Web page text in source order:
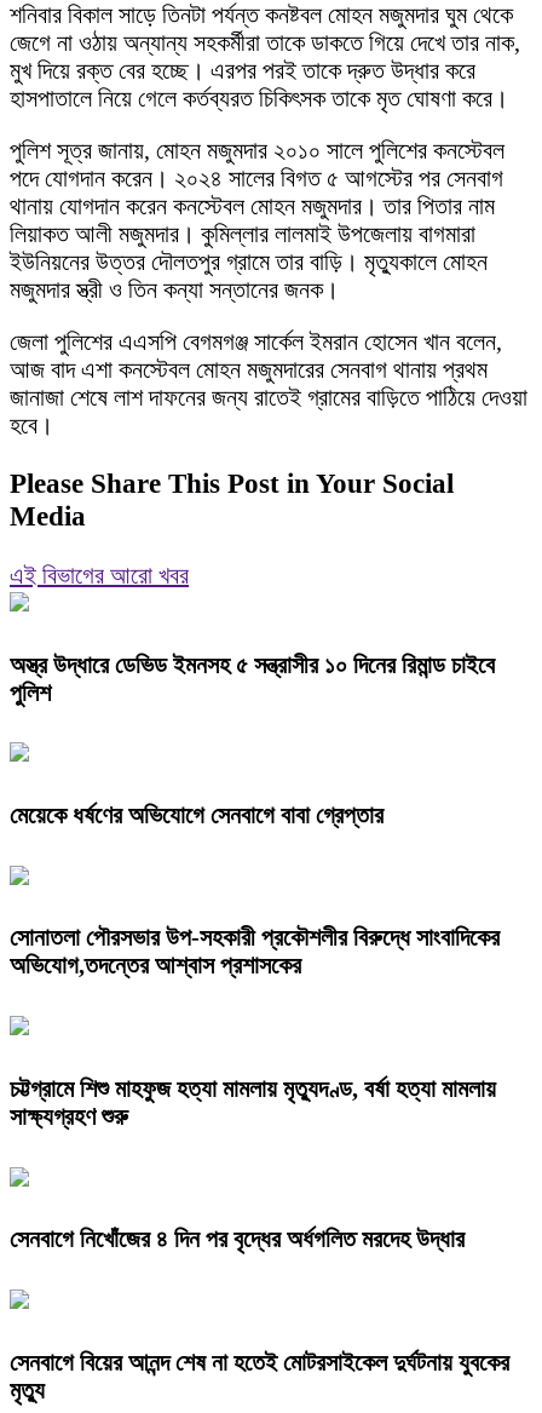
শনিবার বিকাল সাড়ে তিনটা পর্যন্ত কনষ্টবল মোহন মজুমদার ঘুম থেকে
জেগে না ওঠায় অন্যান্য সহকর্মীরা তাকে ডাকতে গিয়ে দেখে তার নাক,
মুখ দিয়ে রক্ত বের হচ্ছে। এরপর পরই তাকে দ্রুত উদ্ধার করে
হাসপাতালে নিয়ে গেলে কর্তব্যরত চিকিৎসক তাকে মৃত ঘোষণা করে।
পুলিশ সূত্র জানায়, মোহন মজুমদার ২০১০ সালে পুলিশের কনস্টেবল
পদে যোগদান করেন। ২০২৪ সালের বিগত ৫ আগস্টের পর সেনবাগ
থানায় যোগদান করেন কনস্টেবল মোহন মজুমদার। তার পিতার নাম
লিয়াকত আলী মজুমদার। কুমিল্লার লালমাই উপজেলায় বাগমারা
ইউনিয়নের উত্তর দৌলতপুর গ্রামে তার বাড়ি। মৃত্যুকালে মোহন
মজুমদার স্ত্রী ও তিন কন্যা সন্তানের জনক।
জেলা পুলিশের এএসপি বেগমগঞ্জ সার্কেল ইমরান হোসেন খান বলেন,
আজ বাদ এশা কনস্টেবল মোহন মজুমদারের সেনবাগ থানায় প্রথম
জানাজা শেষে লাশ দাফনের জন্য রাতেই গ্রামের বাড়িতে পাঠিয়ে দেওয়া
হবে।
Please Share This Post in Your Social
Media
এই বিভাগের আরো খবর
অস্ত্র উদ্ধারে ডেভিড ইমনসহ ৫ সন্ত্রাসীর ১০ দিনের রিমান্ড চাইবে
পুলিশ
মেয়েকে ধর্ষণের অভিযোগে সেনবাগে বাবা গ্রেপ্তার
সোনাতলা পৌরসভার উপ-সহকারী প্রকৌশলীর বিরুদ্ধে সাংবাদিকের
অভিযোগ,তদন্তের আশ্বাস প্রশাসকের
চট্টগ্রামে শিশু মাহফুজ হত্যা মামলায় মৃত্যুদণ্ড, বর্ষা হত্যা মামলায়
সাক্ষ্যগ্রহণ শুরু
সেনবাগে নিখোঁজের ৪ দিন পর বৃদ্ধের অর্ধগলিত মরদেহ উদ্ধার
সেনবাগে বিয়ের আনন্দ শেষ না হতেই মোটরসাইকেল দুর্ঘটনায় যুবকের
মৃত্যু